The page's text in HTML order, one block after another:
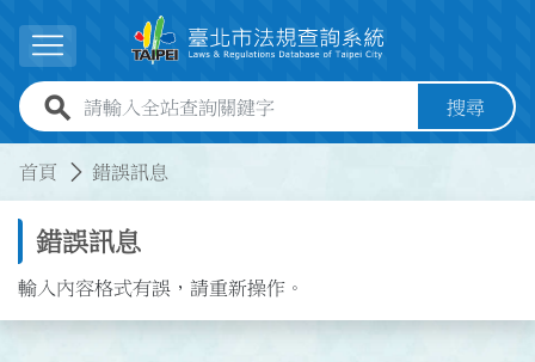
展開選單
全站查詢關鍵字欄位 搜尋
首頁 錯誤訊息
錯誤訊息
輸入內容格式有誤，請重新操作。